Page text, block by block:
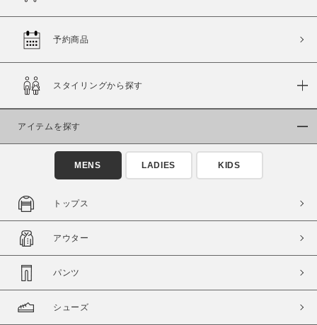
商品タイプ
通常商品
セール価格 WEB限定
在庫
在庫あり
予約商品
スタイリングから探す
アイテムを探す
MENS LADIES KIDS
トップス
アウター
パンツ
シューズ